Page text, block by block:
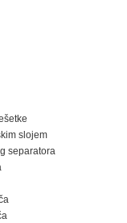
slojem
separatora